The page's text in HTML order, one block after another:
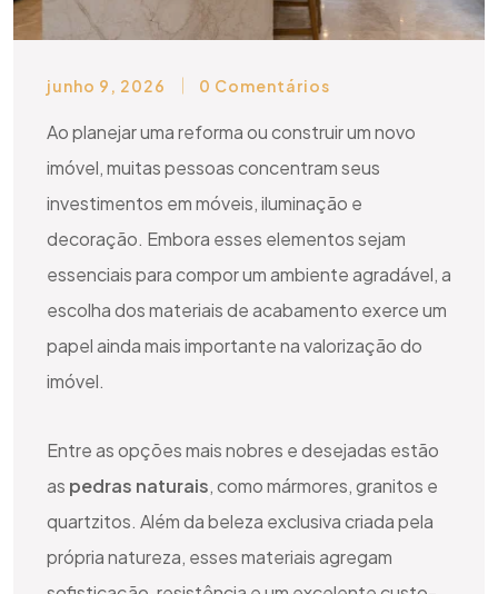
junho 9, 2026 0 Comentários
Ao planejar uma reforma ou construir um novo
imóvel, muitas pessoas concentram seus
investimentos em móveis, iluminação e
decoração. Embora esses elementos sejam
essenciais para compor um ambiente agradável, a
escolha dos materiais de acabamento exerce um
papel ainda mais importante na valorização do
imóvel.
Entre as opções mais nobres e desejadas estão
as pedras naturais, como mármores, granitos e
quartzitos. Além da beleza exclusiva criada pela
própria natureza, esses materiais agregam